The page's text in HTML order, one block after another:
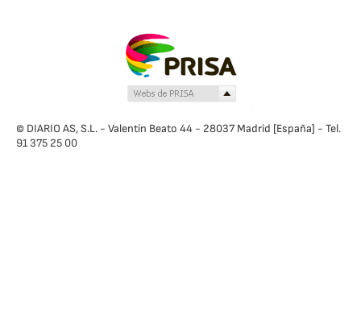
© DIARIO AS, S.L. - Valentín Beato 44 - 28037 Madrid [España] - Tel.
91 375 25 00